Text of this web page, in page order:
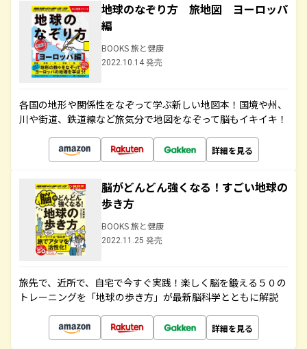
地球のなぞり方 旅地図 ヨーロッパ
編
BOOKS 旅と健康
2022.10.14 発売
各国の地形や関係性をなぞって学ぶ新しい地図本！国境や州、
川や街道、鉄道線など旅気分で地図をなぞって脳もイキイキ！
詳細を見る
脳がどんどん強くなる！すごい地球の
歩き方
BOOKS 旅と健康
2022.11.25 発売
旅先で、近所で、自宅で今すぐ実践！楽しく脳を鍛える５０の
トレーニングを「地球の歩き方」が最新脳科学とともに解説
詳細を見る